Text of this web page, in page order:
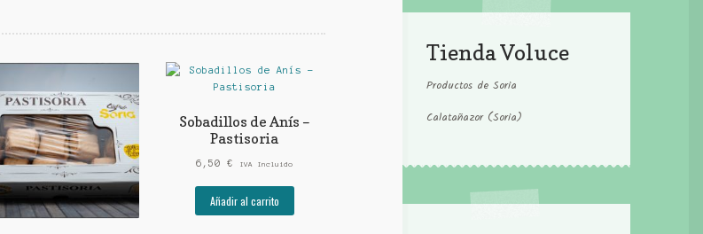
Sobadillos de Anís –
Pastisoria
6,50€ IVA Incluido
Añadir al carrito
Tienda Voluce
Productos de Soria
Calatañazor (Soria)